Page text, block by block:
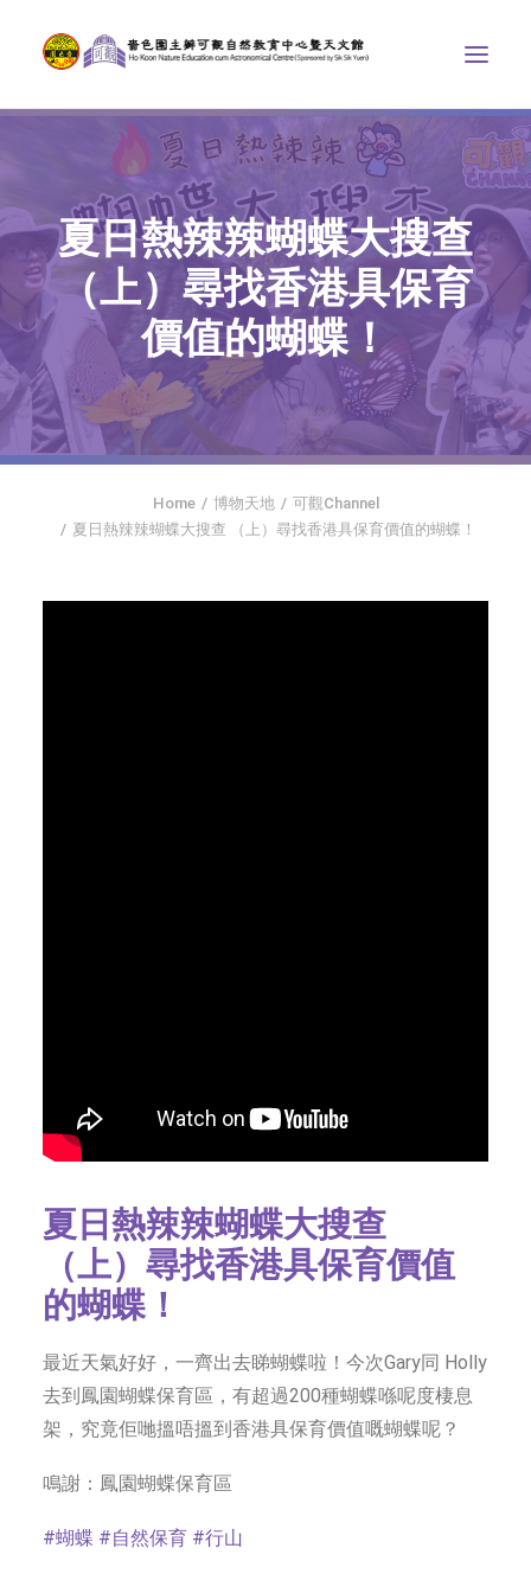
學界課程
天文館
博物天地
比賽/專題計劃
聯絡我們
SEARCH
夏日熱辣辣蝴蝶大搜查
（上）尋找香港具保育
價值的蝴蝶！
Home 博物天地
可觀Channel
夏日熱辣辣蝴蝶大搜查 （上）尋找香港具保育價值的蝴蝶！
夏日熱辣辣蝴蝶大搜查
（上）尋找香港具保育價值
的蝴蝶！
最近天氣好好，一齊出去睇蝴蝶啦！今次Gary同 Holly
去到鳳園蝴蝶保育區，有超過200種蝴蝶喺呢度棲息
架，究竟佢哋搵唔搵到香港具保育價值嘅蝴蝶呢？
鳴謝：鳳園蝴蝶保育區
#蝴蝶 #自然保育 #行山